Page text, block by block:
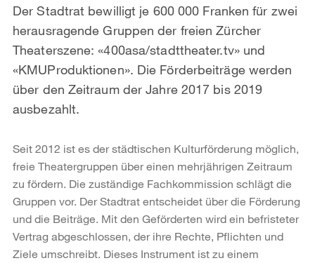
Der Stadtrat bewilligt je 600 000 Franken für zwei
herausragende Gruppen der freien Zürcher
Theaterszene: «400asa/stadttheater.tv» und
«KMUProduktionen». Die Förderbeiträge werden
über den Zeitraum der Jahre 2017 bis 2019
ausbezahlt.
Seit 2012 ist es der städtischen Kulturförderung möglich,
freie Theatergruppen über einen mehrjährigen Zeitraum
zu fördern. Die zuständige Fachkommission schlägt die
Gruppen vor. Der Stadtrat entscheidet über die Förderung
und die Beiträge. Mit den Geförderten wird ein befristeter
Vertrag abgeschlossen, der ihre Rechte, Pflichten und
Ziele umschreibt. Dieses Instrument ist zu einem